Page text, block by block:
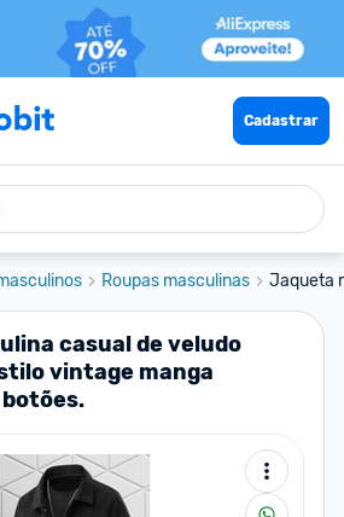
Cadastrar
Roupas masculinas Jaqueta
casual de veludo
vintage manga